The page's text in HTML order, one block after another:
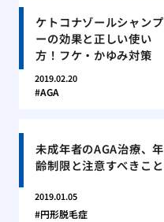
ケトコナゾールシャンプ
ーの効果と正しい使い
方！フケ・かゆみ対策
2019.02.20
AGA
未成年者のAGA治療、年
齢制限と注意すべきこと
2019.01.05
円形脱毛症